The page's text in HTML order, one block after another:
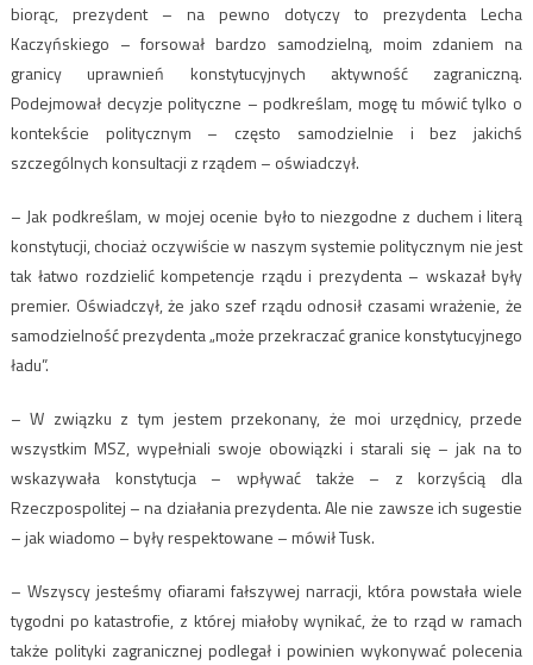
biorąc, prezydent – na pewno dotyczy to prezydenta Lecha
Kaczyńskiego – forsował bardzo samodzielną, moim zdaniem na
granicy uprawnień konstytucyjnych aktywność zagraniczną.
Podejmował decyzje polityczne – podkreślam, mogę tu mówić tylko o
kontekście politycznym – często samodzielnie i bez jakichś
szczególnych konsultacji z rządem – oświadczył.
– Jak podkreślam, w mojej ocenie było to niezgodne z duchem i literą
konstytucji, chociaż oczywiście w naszym systemie politycznym nie jest
tak łatwo rozdzielić kompetencje rządu i prezydenta – wskazał były
premier. Oświadczył, że jako szef rządu odnosił czasami wrażenie, że
samodzielność prezydenta „może przekraczać granice konstytucyjnego
ładu”.
– W związku z tym jestem przekonany, że moi urzędnicy, przede
wszystkim MSZ, wypełniali swoje obowiązki i starali się – jak na to
wskazywała konstytucja – wpływać także – z korzyścią dla
Rzeczpospolitej – na działania prezydenta. Ale nie zawsze ich sugestie
– jak wiadomo – były respektowane – mówił Tusk.
– Wszyscy jesteśmy ofiarami fałszywej narracji, która powstała wiele
tygodni po katastrofie, z której miałoby wynikać, że to rząd w ramach
także polityki zagranicznej podlegał i powinien wykonywać polecenia